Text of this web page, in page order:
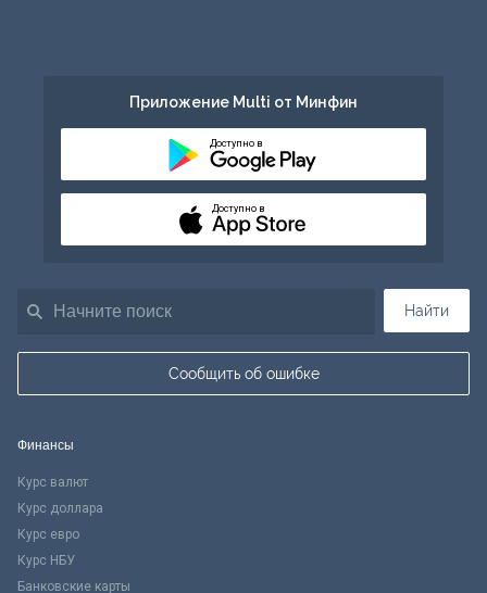
Найти
Сообщить об ошибке
Приложение Multi от Минфин
Доступно в
Доступно в
Финансы
Курс валют
Курс доллара
Курс евро
Курс НБУ
Банковские карты